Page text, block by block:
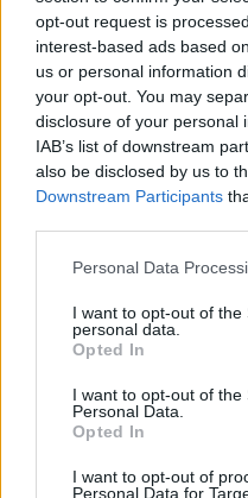
opt-out request is
interest-based ads based
us or personal information
your opt-out. You may
disclosure of your personal
IAB’s list of downstream
also be disclosed by us to
Downstream Participants
Personal Data
I want to opt-out of the
personal data.
Opted In
I want to opt-out of the
Personal Data.
Opted In
I want to opt-out of
Personal Data for
Η
Η